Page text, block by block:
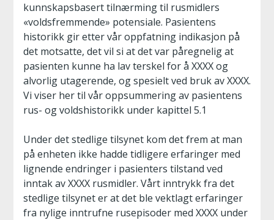
kunnskapsbasert tilnærming til rusmidlers
«voldsfremmende» potensiale. Pasientens
historikk gir etter vår oppfatning indikasjon på
det motsatte, det vil si at det var påregnelig at
pasienten kunne ha lav terskel for å XXXX og
alvorlig utagerende, og spesielt ved bruk av XXXX.
Vi viser her til vår oppsummering av pasientens
rus- og voldshistorikk under kapittel 5.1
Under det stedlige tilsynet kom det frem at man
på enheten ikke hadde tidligere erfaringer med
lignende endringer i pasienters tilstand ved
inntak av XXXX rusmidler. Vårt inntrykk fra det
stedlige tilsynet er at det ble vektlagt erfaringer
fra nylige inntrufne rusepisoder med XXXX under